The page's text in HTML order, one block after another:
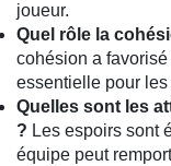
joueur.
Quel rôle la
cohésion a
essentielle pour
Quelles sont les
? Les espoirs sont
équipe peut